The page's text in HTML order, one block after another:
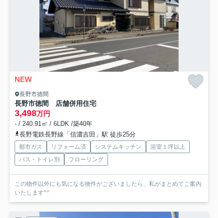
NEW
長野市徳間
長野市徳間 店舗併用住宅
3,498万円
- / 240.91㎡ / 6LDK /築40年
長野電鉄長野線「信濃吉田」駅 徒歩25分
都市ガス リフォーム済 システムキッチン
浴室１坪以上
バス・トイレ別
フローリング
この物件以外にも気になる物件がございましたら、私がまとめてご案内
いたします^^